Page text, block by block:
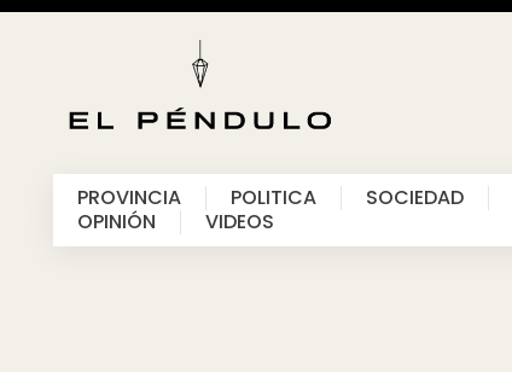
PROVINCIA POLITICA SOCIEDAD
OPINIÓN
VIDEOS